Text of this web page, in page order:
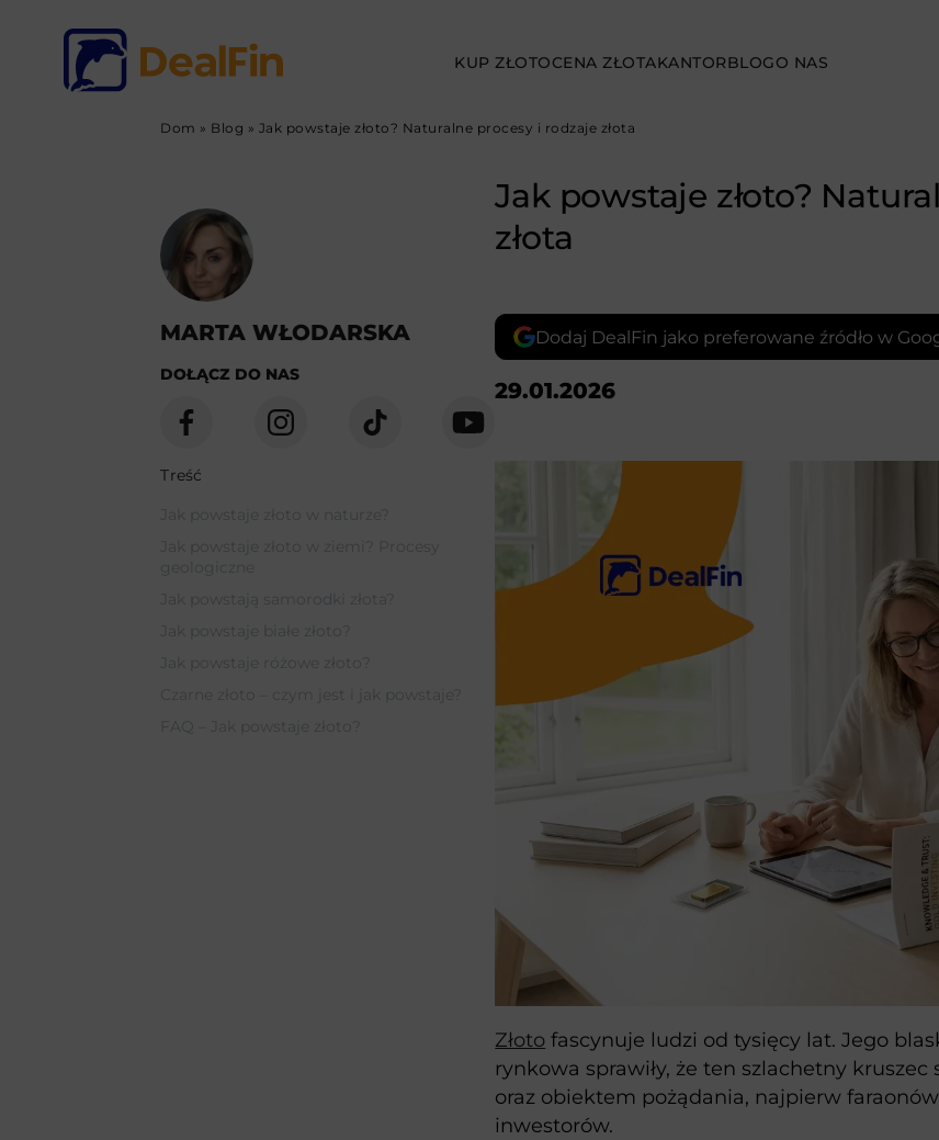
KUP ZŁOTOCENA ZŁOTAKANTORBLOGO NAS
Dom » Blog » Jak powstaje złoto? Naturalne procesy i rodzaje złota
Jak powstaje złoto?
złota
Dodaj DealFin jako preferowane źródło w
29.01.2026
Złoto fascynuje ludzi od tysięcy lat. Jego
rynkowa sprawiły, że ten szlachetny
oraz obiektem pożądania, najpierw
inwestorów.
MARTA WŁODARSKA
DOŁĄCZ DO NAS
Treść